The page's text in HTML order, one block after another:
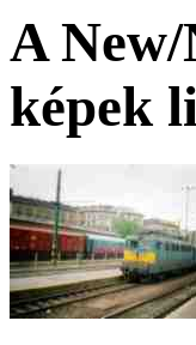
A
képek